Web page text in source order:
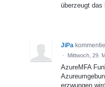
überzeugt das
JiPa
· Mittwoch, 29.
AzureMFA
erzwungen